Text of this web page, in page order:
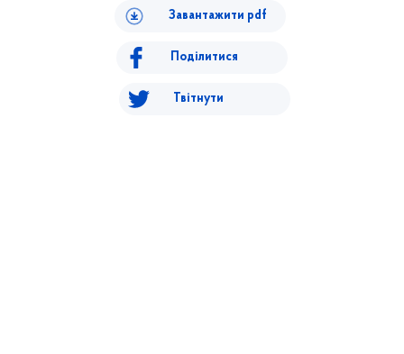
Завантажити pdf
Поділитися
Твітнути